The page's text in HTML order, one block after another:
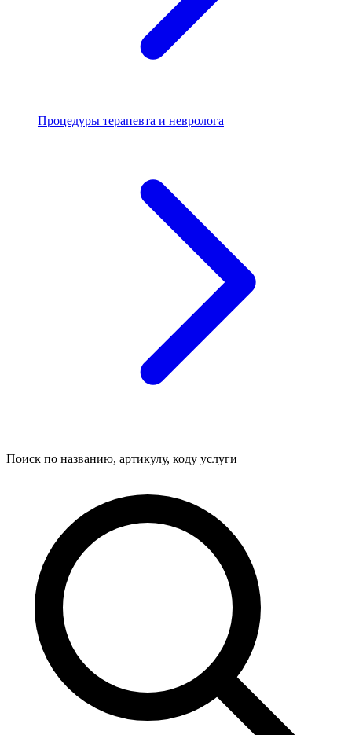
Процедуры терапевта и невролога
Поиск по названию, артикулу, коду услуги